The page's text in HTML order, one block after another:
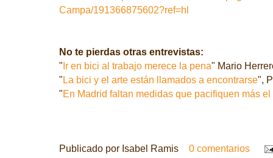
Campa/191366875602?ref=hl
No te pierdas otras entrevistas:
"Ir en bici al trabajo merece la pena" Mario
"La bici y el arte están llamados a encontrarse",
"En Madrid faltan medidas que pacifiquen más el
Publicado por Isabel Ramis
0 comentarios